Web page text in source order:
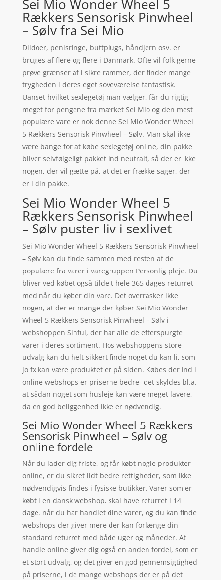
Sei Mio Wonder Wheel 5
Rækkers Sensorisk Pinwheel
– Sølv fra Sei Mio
Dildoer, penisringe, buttplugs, håndjern osv. er
bruges af flere og flere i Danmark. Ofte vil folk gerne
prøve grænser af i sikre rammer, der finder mange
trygheden i deres eget soveværelse fantastisk.
Uanset hvilket sexlegetøj man vælger, får du rigtig
meget for pengene fra mærket Sei Mio og den mest
populære vare er nok denne Sei Mio Wonder Wheel
5 Rækkers Sensorisk Pinwheel – Sølv. Man skal ikke
være bange for at købe sexlegetøj online, din pakke
bliver selvfølgeligt pakket ind neutralt, så der er ikke
nogen, der vil gætte på, at det er frække sager, der
er i din pakke.
Sei Mio Wonder Wheel 5
Rækkers Sensorisk Pinwheel
– Sølv puster liv i sexlivet
Sei Mio Wonder Wheel 5 Rækkers Sensorisk Pinwheel
– Sølv kan du finde sammen med resten af de
populære fra varer i varegruppen Personlig pleje. Du
bliver ved købet også tildelt hele 365 dages returret
med når du køber din vare. Det overrasker ikke
nogen, at der er mange der køber Sei Mio Wonder
Wheel 5 Rækkers Sensorisk Pinwheel – Sølv i
webshoppen Sinful, der har alle de efterspurgte
varer i deres sortiment. Hos webshoppens store
udvalg kan du helt sikkert finde noget du kan li, som
jo fx kan være produktet er på siden. Købes der ind i
online webshops er priserne bedre- det skyldes bl.a.
at sådan noget som husleje kan være meget lavere,
da en god beliggenhed ikke er nødvendig.
Sei Mio Wonder Wheel 5 Rækkers
Sensorisk Pinwheel – Sølv og
online fordele
Når du lader dig friste, og får købt nogle produkter
online, er du sikret lidt bedre rettigheder, som ikke
nødvendigvis findes i fysiske butikker. Varer som er
købt i en dansk webshop, skal have returret i 14
dage. når du har handlet dine varer, og du kan finde
webshops der giver mere der kan forlænge din
standard returret med både uger og måneder. At
handle online giver dig også en anden fordel, som er
et stort udvalg, og det giver en god gennemsigtighed
på priserne, i de mange webshops der er på det